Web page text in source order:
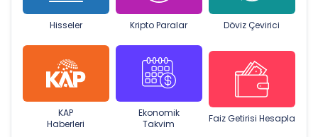
Hisseler Kripto Paralar Döviz Çevirici
KAP
Haberleri
Ekonomik
Takvim
Faiz Getirisi Hesapla